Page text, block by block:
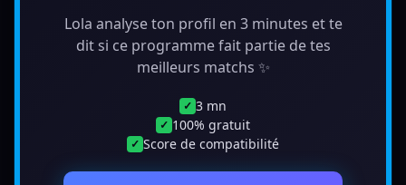
Lola analyse ton profil en 3 minutes et te
dit si ce programme fait partie de tes
meilleurs matchs ✨
✓ 3 mn
✓ 100% gratuit
✓ Score de compatibilité